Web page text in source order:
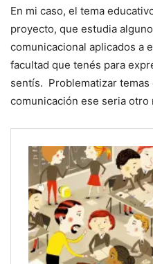
En mi caso, el tema
proyecto, que estudia
comunicacional aplicados a
facultad que tenés para
sentís. Problematizar
comunicación ese seria otro